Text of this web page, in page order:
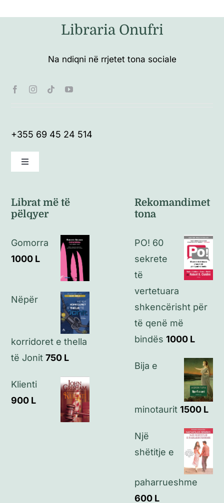
Libraria Onufri
Na ndiqni në rrjetet tona sociale
+355 69 45 24 514
Toggle
Politikat e kthimeve
Politikat e privatësisë
Librat më të
pëlqyer
Gomorra
1000 L
Nëpër
korridoret e thella
të Jonit 750 L
Klienti
900 L
Rekomandimet
tona
PO! 60
sekrete
të
vertetuara
shkencërisht për
të qenë më
bindës 1000 L
Bija e
minotaurit 1500 L
Një
shëtitje e
paharrueshme
600 L